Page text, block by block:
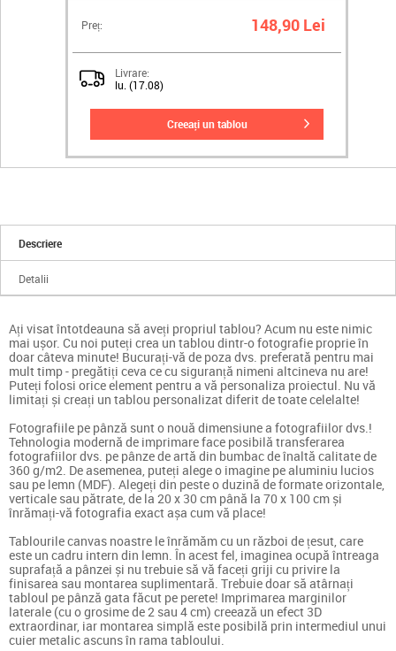
Preț: 148,90 Lei
Livrare:
lu. (17.08)
creeați un tablou
Descriere
Detalii
Ați visat întotdeauna să aveți propriul tablou? Acum nu este nimic
mai ușor. Cu noi puteți crea un tablou dintr-o fotografie proprie în
doar câteva minute! Bucurați-vă de poza dvs. preferată pentru mai
mult timp - pregătiți ceva ce cu siguranță nimeni altcineva nu are!
Puteți folosi orice element pentru a vă personaliza proiectul. Nu vă
limitați și creați un tablou personalizat diferit de toate celelalte!
Fotografiile pe pânză sunt o nouă dimensiune a fotografiilor dvs.!
Tehnologia modernă de imprimare face posibilă transferarea
fotografiilor dvs. pe pânze de artă din bumbac de înaltă calitate de
360 g/m2. De asemenea, puteți alege o imagine pe aluminiu lucios
sau pe lemn (MDF). Alegeți din peste o duzină de formate orizontale,
verticale sau pătrate, de la 20 x 30 cm până la 70 x 100 cm și
înrămați-vă fotografia exact așa cum vă place!
Tablourile canvas noastre le înrămăm cu un război de țesut, care
este un cadru intern din lemn. În acest fel, imaginea ocupă întreaga
suprafață a pânzei și nu trebuie să vă faceți griji cu privire la
finisarea sau montarea suplimentară. Trebuie doar să atârnați
tabloul pe pânză gata făcut pe perete! Imprimarea marginilor
laterale (cu o grosime de 2 sau 4 cm) creează un efect 3D
extraordinar, iar montarea simplă este posibilă prin intermediul unui
cuier metalic ascuns în rama tabloului.